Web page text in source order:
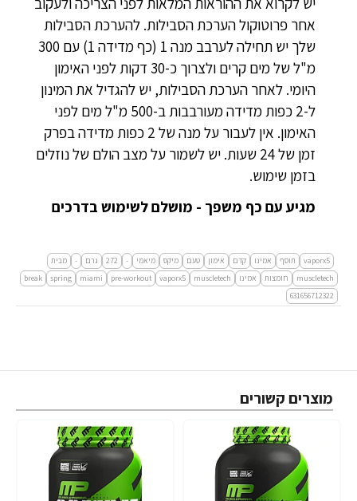
אחר פרוטוקול הערכת הסבילות. להערכת הסבילות
שלך יש תחילה לערבב מנה 1 (כף מדידה 1) עם 300
מ"ל של מים קרים ולצרוך כ-30 דקות לפני האימון
היומי. לאחר הערכת הסבילות, יש להגדיל את המינון
ל-2 כפות מדידה מעורבבות ב-500 מ"ל מים לפני
האימון. אין לעבור על מנה של 2 כפות מדידה בפרק
זמן של 24 שעות. יש לשמור על מצב הולם של נוזלים
בזמן שימוש.
מגיע עם כף משפך - מושלם לשימוש בדרכים
vaporx5 תוסף אמינו קדם אימון טעם מיקס מיאמי -
272 גרם -
מבית
muscletech
חומצות אמינו muscletech
vaporx5
pre-workout
miami
spring
break
631656712322
מוצרים קשורים